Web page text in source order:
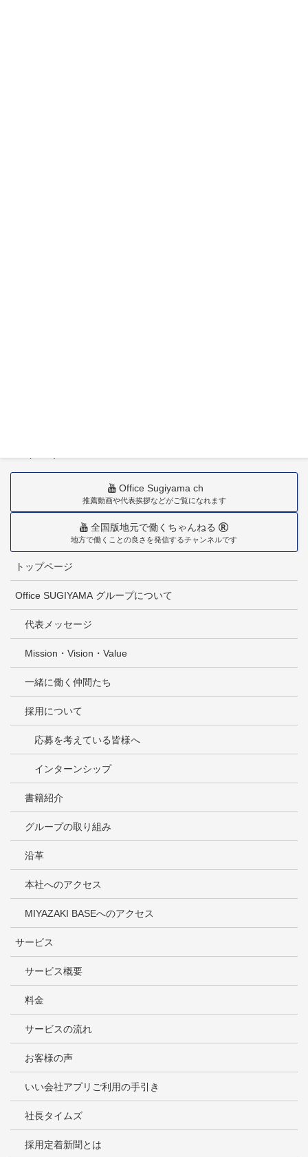
Office Sugiyama ch
推薦動画や代表挨拶などがご覧になれます
全国版地元で働くちゃんねる
地方で働くことの良さを発信するチャンネルです
トップページ
Office SUGIYAMA グループについて
代表メッセージ
Mission・Vision・Value
一緒に働く仲間たち
採用について
応募を考えている皆様へ
インターンシップ
書籍紹介
グループの取り組み
沿革
本社へのアクセス
MIYAZAKI BASEへのアクセス
サービス
サービス概要
料金
サービスの流れ
お客様の声
いい会社アプリご利用の手引き
社長タイムズ
採用定着新聞とは